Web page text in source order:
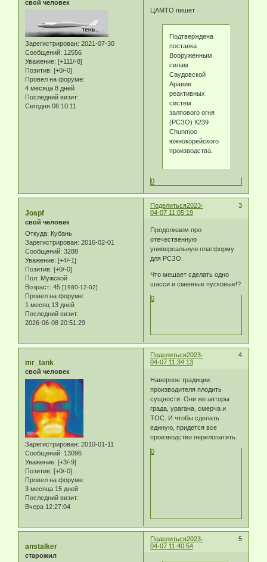
свой человек
Зарегистрирован: 2021-07-30
Сообщений: 12556
Уважение: [+111/-8]
Позитив: [+0/-0]
Провел на форуме:
4 месяца 8 дней
Последний визит:
Сегодня 06:10:11
ЦАМТО пишет
Подтверждена
поставка
Вооруженным
силам
Саудовской
Аравии
реактивных
систем
залпового огня
(РСЗО) К239
Chunmoo
южнокорейского
производства.
0
Поделиться 3
2023-
04-07 11:05:19
Jospf
свой человек
Откуда: Кубань
Зарегистрирован: 2016-02-01
Сообщений: 3288
Уважение: [+4/-1]
Позитив: [+0/-0]
Пол: Мужской
Возраст: 45 [1980-12-02]
Провел на форуме:
1 месяц 13 дней
Последний визит:
2026-06-08 20:51:29
Продолжаем про
отечественную
универсальную платформу
для РСЗО.
Что мешает сделать одно
шасси и сменные пусковые!?
0
Поделиться 4
2023-
04-07 11:34:13
mr_tank
свой человек
Зарегистрирован: 2010-01-11
Сообщений: 13096
Уважение: [+3/-9]
Позитив: [+0/-0]
Провел на форуме:
3 месяца 15 дней
Последний визит:
Вчера 12:27:04
Наверное традиции
производителя плодить
сущности. Они же авторы
града, урагана, смерча и
ТОС. И чтобы сделать
единую, придется все
производство перелопатить.
0
Поделиться 5
2023-
04-07 11:40:54
anstalker
старожил